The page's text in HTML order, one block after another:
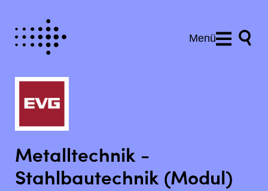
Menü
Metalltechnik -
Stahlbautechnik (Modul)